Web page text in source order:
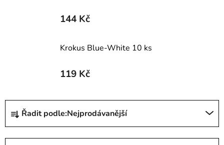
144 Kč
Krokus Blue-White 10 ks
119 Kč
Ř
z
Řadit podle:Nejprodávanější